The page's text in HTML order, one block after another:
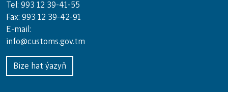
Tel: 993 12 39-41-55
Fax: 993 12 39-42-91
E-mail:
info@customs.gov.tm
Bize hat ýazyň